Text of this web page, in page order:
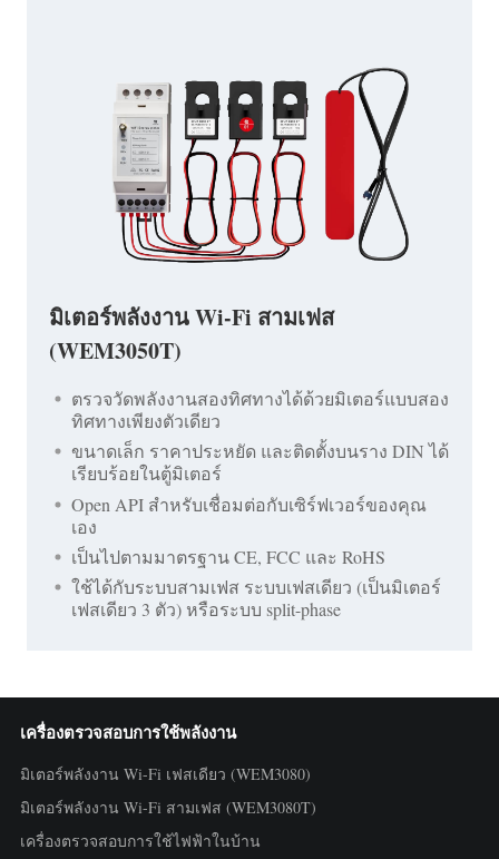
มิเตอร์พลังงาน Wi-Fi สามเฟส
(WEM3050T)
ตรวจวัดพลังงานสองทิศทางได้ด้วยมิเตอร์แบบสอง
ทิศทางเพียงตัวเดียว
ขนาดเล็ก ราคาประหยัด และติดตั้งบนราง DIN ได้
เรียบร้อยในตู้มิเตอร์
Open API สำหรับเชื่อมต่อกับเซิร์ฟเวอร์ของคุณ
เอง
เป็นไปตามมาตรฐาน CE, FCC และ RoHS
ใช้ได้กับระบบสามเฟส ระบบเฟสเดียว (เป็นมิเตอร์
เฟสเดียว 3 ตัว) หรือระบบ split-phase
เครื่องตรวจสอบการใช้พลังงาน
มิเตอร์พลังงาน Wi-Fi เฟสเดียว (WEM3080)
มิเตอร์พลังงาน Wi-Fi สามเฟส (WEM3080T)
เครื่องตรวจสอบการใช้ไฟฟ้าในบ้าน